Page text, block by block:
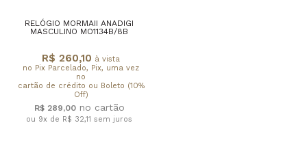
RELÓGIO MORMAII ANADIGI
MASCULINO MO1134B/8B
R$ 260,10 à vista
no Pix Parcelado, Pix, uma vez
no
cartão de crédito ou Boleto (10%
Off)
R$ 289,00
ou 9x de R$ 32,11 sem juros